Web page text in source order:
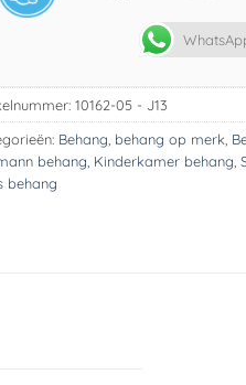
10162-05 - J13
Behang behang op merk
behang Kinderkamer behang
behang